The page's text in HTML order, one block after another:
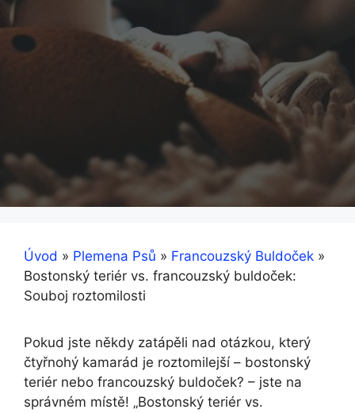
Úvod » Plemena Psů » Francouzský Buldoček »
Bostonský teriér vs. francouzský buldoček:
Souboj roztomilosti
Pokud jste někdy ​zatápěli⁣ nad otázkou, který
čtyřnohý kamarád je roztomilejší – bostonský
teriér nebo ⁣francouzský buldoček? – jste na
správném místě! „Bostonský teriér vs.